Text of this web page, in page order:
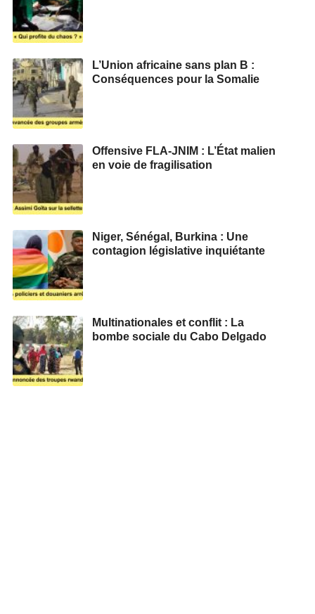
L’Union africaine sans plan B :
Conséquences pour la Somalie
Offensive FLA-JNIM : L’État malien
en voie de fragilisation
Niger, Sénégal, Burkina : Une
contagion législative inquiétante
Multinationales et conflit : La
bombe sociale du Cabo Delgado